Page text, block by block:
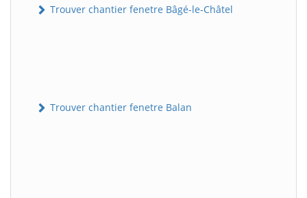
Trouver chantier fenetre Bâgé-le-Châtel
Trouver chantier fenetre Balan